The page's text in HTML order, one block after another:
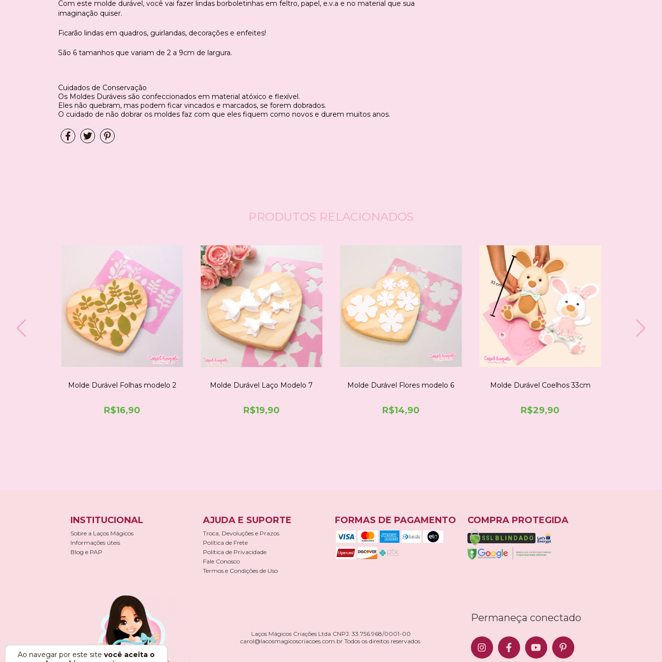
Ao navegar por este site você aceita o
Com este molde durável, você vai fazer lindas borboletinhas em feltro, papel, e.v.a e no material que sua
imaginação quiser.
Ficarão lindas em quadros, guirlandas, decorações e enfeites!
São 6 tamanhos que variam de 2 a 9cm de largura.
Cuidados de Conservação
Os Moldes Duráveis são confeccionados em material atóxico e flexível.
Eles não quebram, mas podem ficar vincados e marcados, se forem dobrados.
O cuidado de não dobrar os moldes faz com que eles fiquem como novos e durem muitos anos.
PRODUTOS RELACIONADOS
Molde Durável Folhas modelo 2
R$16,90
Molde Durável Laço Modelo 7
R$19,90
Molde Durável Flores modelo 6
R$14,90
Molde Durável Coelhos 33cm
R$29,90
INSTITUCIONAL
Sobre a Laços Mágicos
Informações úteis
Blog e PAP
AJUDA E SUPORTE
Troca, Devoluções e Prazos
Política de Frete
Política de Privacidade
Fale Conosco
Termos e Condições de Uso
FORMAS DE PAGAMENTO COMPRA PROTEGIDA
Laços Mágicos Criações Ltda CNPJ: 33.756.968/0001-00
carol@lacosmagicoscriacoes.com.br Todos os direitos reservados.
Permaneça conectado